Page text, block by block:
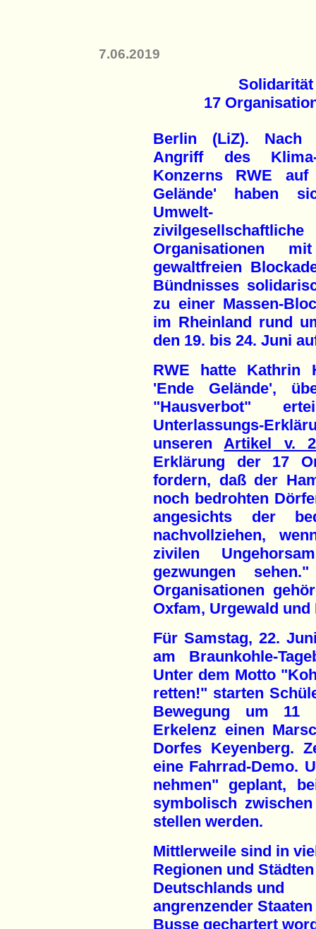
7.06.2019
Solidarität
17
Berlin (LiZ). Nach
Angriff des Klima-
Konzerns RWE auf
Gelände' haben
Umwelt-
zivilgesellschaftliche
Organisationen
gewaltfreien
Bündnisses
zu einer Massen-
im Rheinland rund
den 19. bis 24. Juni
RWE hatte Kathrin
'Ende Gelände',
"Hausverbot"
Unterlassungs-
unserenArtikel v.
Erklärung der 17
fordern, daß der
noch bedrohten
angesichts der
nachvollziehen,
zivilen
gezwungen
Organisationen
Oxfam, Urgewald und
Für Samstag, 22.
am Braunkohle-
Unter dem Motto
retten!" starten
Bewegung um 11
Erkelenz einen
Dorfes Keyenberg.
eine Fahrrad-Demo.
nehmen" geplant,
symbolisch
stellen werden.
Mittlerweile sind in
Regionen und Städten
Deutschlands und
angrenzender Staaten
Busse gechartert